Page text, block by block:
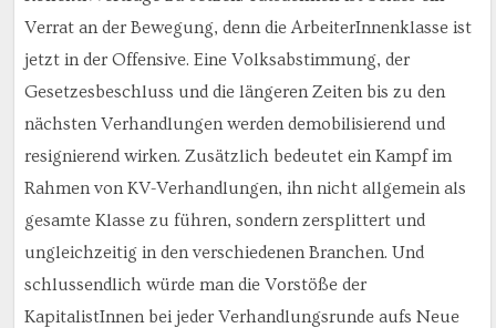
Verrat an der Bewegung, denn die ArbeiterInnenklasse ist
jetzt in der Offensive. Eine Volksabstimmung, der
Gesetzesbeschluss und die längeren Zeiten bis zu den
nächsten Verhandlungen werden demobilisierend und
resignierend wirken. Zusätzlich bedeutet ein Kampf im
Rahmen von KV-Verhandlungen, ihn nicht allgemein als
gesamte Klasse zu führen, sondern zersplittert und
ungleichzeitig in den verschiedenen Branchen. Und
schlussendlich würde man die Vorstöße der
KapitalistInnen bei jeder Verhandlungsrunde aufs Neue